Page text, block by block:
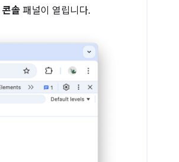
콘솔 패널이 열립니다.